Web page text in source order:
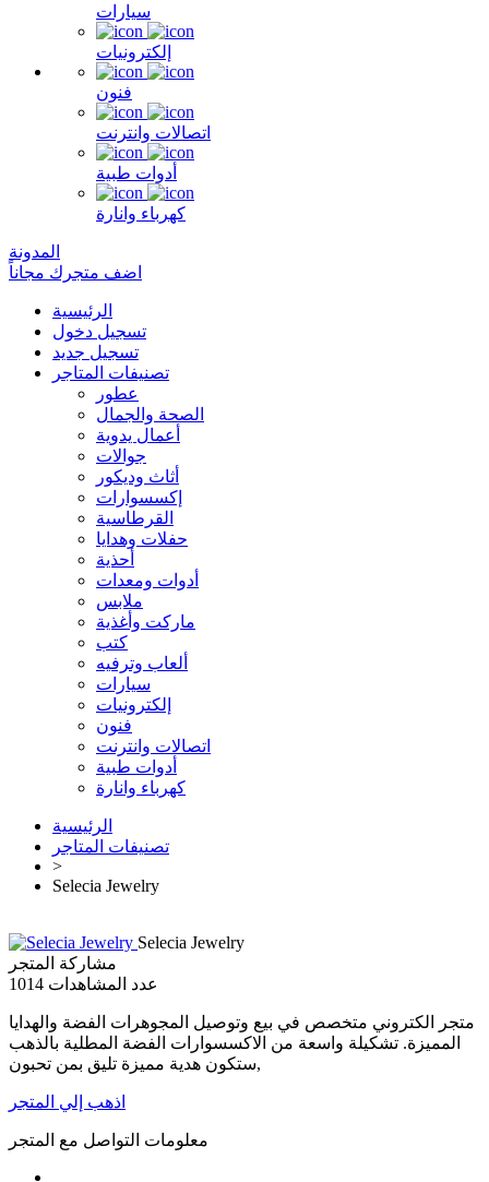
سيارات
إلكترونيات
فنون
اتصالات وانترنت
أدوات طبية
كهرباء وانارة
المدونة
اضف متجرك مجاناً
الرئيسية
تسجيل دخول
تسجيل جديد
تصنيفات المتاجر
عطور
الصحة والجمال
أعمال يدوية
جوالات
أثاث وديكور
إكسسوارات
القرطاسية
حفلات وهدايا
أحذية
أدوات ومعدات
ملابس
ماركت وأغذية
كتب
ألعاب وترفيه
سيارات
إلكترونيات
فنون
اتصالات وانترنت
أدوات طبية
كهرباء وانارة
الرئيسية
تصنيفات المتاجر
>
Selecia Jewelry
Selecia Jewelry
مشاركة المتجر
عدد المشاهدات 1014
متجر الكتروني متخصص في بيع وتوصيل المجوهرات الفضة والهدايا
المميزة. تشكيلة واسعة من الاكسسوارات الفضة المطلية بالذهب
ستكون هدية مميزة تليق بمن تحبون,
اذهب إلي المتجر
معلومات التواصل مع المتجر